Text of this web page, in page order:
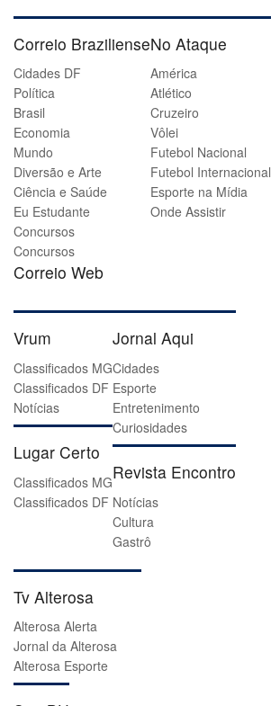
Correio Braziliense
Cidades DF
Política
Brasil
Economia
Mundo
Diversão e Arte
Ciência e Saúde
Eu Estudante
Concursos
Concursos
Correio Web
No Ataque
América
Atlético
Cruzeiro
Vôlei
Futebol Nacional
Futebol Internacional
Esporte na Mídia
Onde Assistir
Vrum
Classificados MG
Classificados DF
Notícias
Lugar Certo
Classificados MG
Classificados DF
Jornal Aqui
Cidades
Esporte
Entretenimento
Curiosidades
Revista Encontro
Notícias
Cultura
Gastrô
Tv Alterosa
Alterosa Alerta
Jornal da Alterosa
Alterosa Esporte